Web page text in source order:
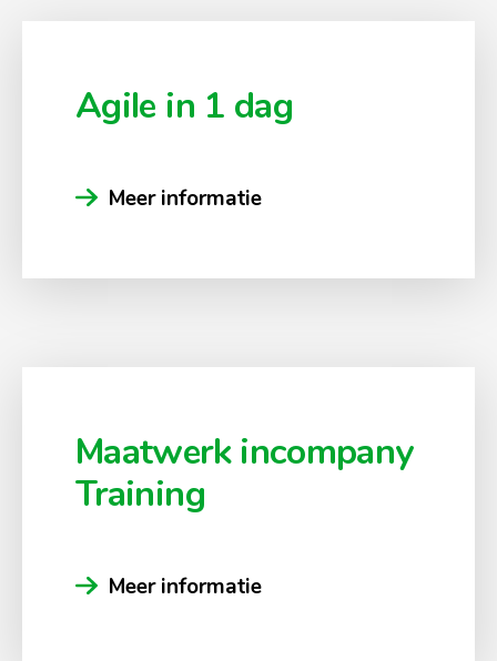
Agile in 1 dag
Meer informatie
Maatwerk incompany
Training
Meer informatie